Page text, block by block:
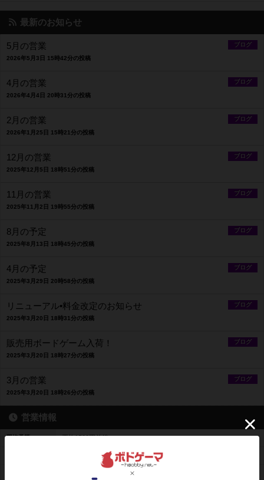
最新のお知らせ
ブログ
5月の営業
2026年5月3日 15時42分の投稿
ブログ
4月の営業
2026年4月4日 20時31分の投稿
ブログ
2月の営業
2026年1月25日 15時21分の投稿
ブログ
12月の営業
2025年12月5日 18時51分の投稿
ブログ
11月の営業
2025年11月2日 19時55分の投稿
ブログ
8月の予定
2025年8月13日 18時45分の投稿
ブログ
4月の予定
2025年3月29日 20時58分の投稿
ブログ
リニューアル•料金改定のお知らせ
2025年3月20日 18時31分の投稿
ブログ
販売用ボードゲーム入荷！
2025年3月20日 18時27分の投稿
ブログ
3月の営業
2025年3月20日 18時26分の投稿
営業情報
平均予算 平均1500円前後
1時間 500円～平日最大 1500円 休日最大2000円